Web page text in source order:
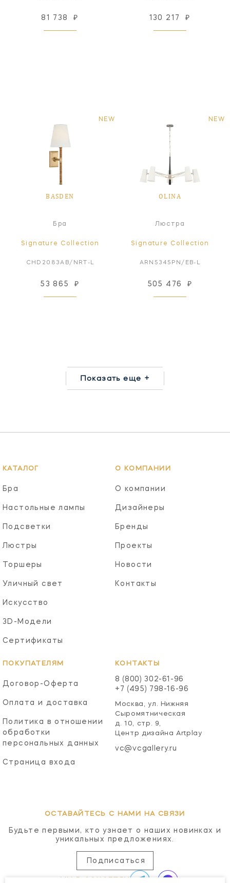
81 738 ₽ 130 217 ₽
NEW
BASDEN
Бра
Signature Collection
CHD2083AB/NRT-L
53 865 ₽
NEW
OLINA
Люстра
Signature Collection
ARN5345PN/EB-L
505 476 ₽
Показать еще +
КАТАЛОГ
Бра
Настольные лампы
Подсветки
Люстры
Торшеры
Уличный свет
Искусство
3D-Модели
Сертификаты
О КОМПАНИИ
О компании
Дизайнеры
Бренды
Проекты
Новости
Контакты
ПОКУПАТЕЛЯМ
Договор-Оферта
Оплата и доставка
Политика в отношении
обработки
персональных данных
Страница входа
КОНТАКТЫ
8 (800) 302-61-96
+7 (495) 798-16-96
Москва, ул. Нижняя
Сыромятническая
д. 10, стр. 9,
Центр дизайна Artplay
vc@vcgallery.ru
ОСТАВАЙТЕСЬ С НАМИ НА СВЯЗИ
Будьте первыми, кто узнает о наших новинках и
уникальных предложениях.
Подписаться